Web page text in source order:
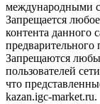
международными
Запрещается
контента данного
предварительного
Запрещаются
пользователей
что
kazan.igc-market.ru.